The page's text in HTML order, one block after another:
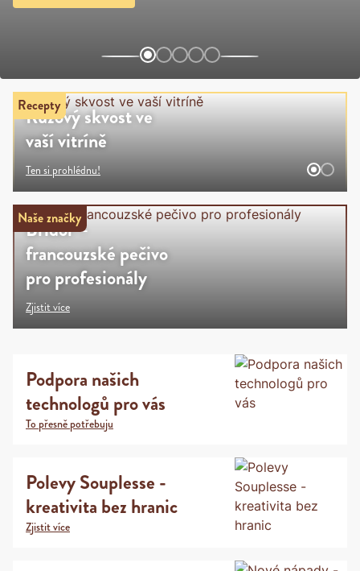
Recepty
Růžový skvost ve
vaší vitríně
Ten si prohlédnu!
Limonáda - Hruška
a skořice
Jak na ní?
Naše značky
Bridor –
francouzské pečivo
pro profesionály
Zjistit více
Podpora našich
technologů pro vás
To přesně potřebuju
Polevy Souplesse -
kreativita bez hranic
Zjistit více